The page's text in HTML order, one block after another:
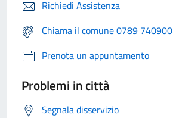
Richiedi Assistenza
Chiama il comune 0789 740900
Prenota un appuntamento
Problemi in città
Segnala disservizio